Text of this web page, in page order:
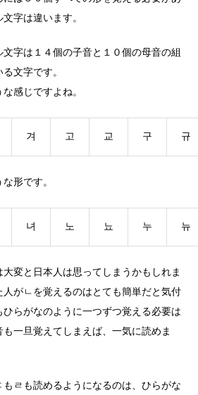
字は違います。
字は１４個の子音と１０個の母音の組
文字です。
感じですよね。
겨 고 교 구 규
形です。
녀 노 뇨 누 뉴
変と日本人は思ってしまうかもしれま
がㄴを覚えるのはとても簡単だと気付
ひらがなのように一つずつ覚える必要は
一旦覚えてしまえば、一気に読めま
ㄹも読めるようになるのは、ひらがな